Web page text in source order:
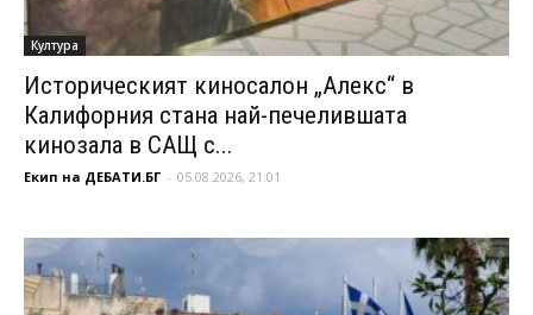
Култура
Историческият киносалон „Алекс“ в
Калифорния стана най-печелившата
кинозала в САЩ с...
Екип на ДЕБАТИ.БГ - 05.08.2026, 21:01